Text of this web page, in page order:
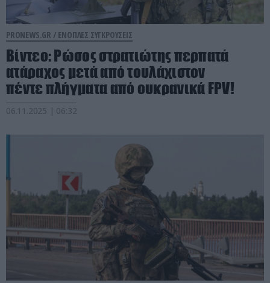
PRONEWS.GR / ΕΝΟΠΛΕΣ ΣΥΓΚΡΟΥΣΕΙΣ
Βίντεο: Ρώσος στρατιώτης περπατά
ατάραχος μετά από τουλάχιστον
πέντε πλήγματα από ουκρανικά FPV!
06.11.2025 | 06:32